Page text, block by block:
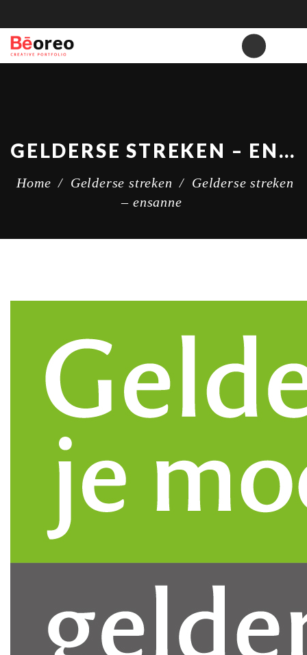
GELDERSE STREKEN – ENSANNE
Home / Gelderse streken / Gelderse streken
– ensanne